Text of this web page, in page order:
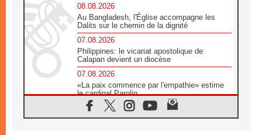
08.08.2026
Au Bangladesh, l'Église accompagne les
Dalits sur le chemin de la dignité
07.08.2026
Philippines: le vicariat apostolique de
Calapan devient un diocèse
07.08.2026
«La paix commence par l'empathie» estime
le cardinal Parolin
07.08.2026
En Colombie, «la paix ne s'achète pas avec